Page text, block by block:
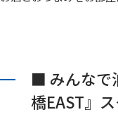
■ みんなで
橋EAST』